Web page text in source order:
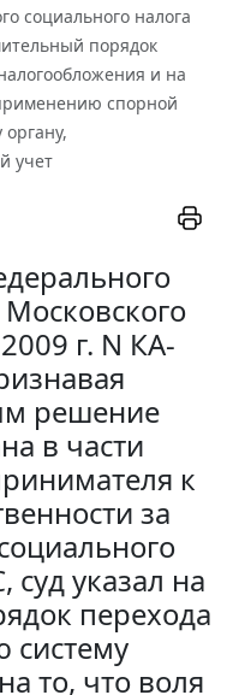
социального налога
порядок
и на
спорной
учет
г. N КА-
решение
в части
к
за
указал на
перехода
систему
то, что воля